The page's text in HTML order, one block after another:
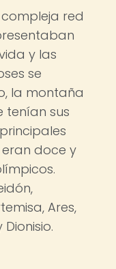
red
y las
se
la montaña
tenían sus
doce y
Ares,